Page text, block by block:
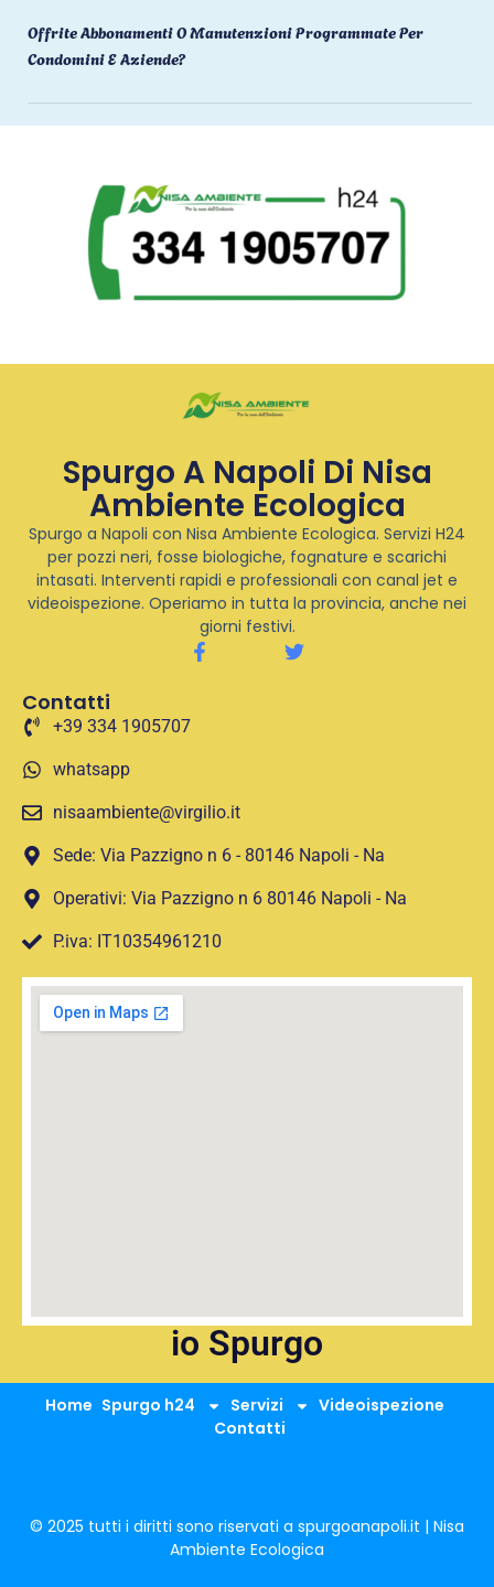
Offrite Abbonamenti O Manutenzioni Programmate Per
Condomini E Aziende?
Spurgo A Napoli Di Nisa
Ambiente Ecologica
Spurgo a Napoli con Nisa Ambiente Ecologica. Servizi H24
per pozzi neri, fosse biologiche, fognature e scarichi
intasati. Interventi rapidi e professionali con canal jet e
videoispezione. Operiamo in tutta la provincia, anche nei
giorni festivi.
Contatti
+39 334 1905707
whatsapp
nisaambiente@virgilio.it
Sede: Via Pazzigno n 6 - 80146 Napoli - Na
Operativi: Via Pazzigno n 6 80146 Napoli - Na
P.iva: IT10354961210
io Spurgo
Home Spurgo h24 Servizi
Videoispezione
Contatti
© 2025 tutti i diritti sono riservati a spurgoanapoli.it | Nisa
Ambiente Ecologica